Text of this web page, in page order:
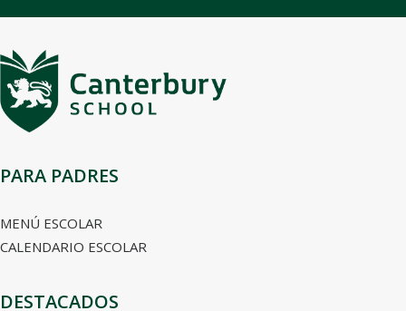
PARA PADRES
MENÚ ESCOLAR
CALENDARIO ESCOLAR
DESTACADOS